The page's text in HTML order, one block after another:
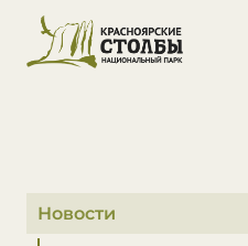
В этом разделе
Новости